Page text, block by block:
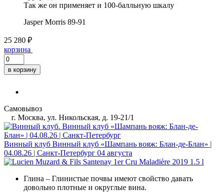
Так же он применяет и 100-балльную шкалу
Jasper Morris 89-91
25 280 ₽
корзина
в корзину
Самовывоз
г. Москва, ул. Никольская, д. 19-21/1
Винный клуб Винный клуб «Шампань вояж: Блан-де-Блан» |
04.08.26 | Санкт-Петербург 04 августа
Глина – Глинистые почвы имеют свойство давать
довольно плотные и округлые вина.